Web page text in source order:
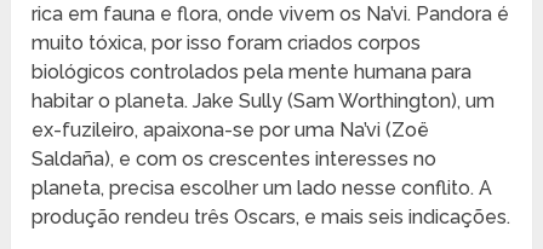
rica em fauna e flora, onde vivem os Na’vi. Pandora é
muito tóxica, por isso foram criados corpos
biológicos controlados pela mente humana para
habitar o planeta. Jake Sully (Sam Worthington), um
ex-fuzileiro, apaixona-se por uma Na’vi (Zoë
Saldaña), e com os crescentes interesses no
planeta, precisa escolher um lado nesse conflito. A
produção rendeu três Oscars, e mais seis indicações.